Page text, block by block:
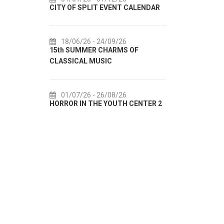
CITY OF SPLIT EVENT CALENDAR
18/06/26 - 24/09/26
15th SUMMER CHARMS OF
CLASSICAL MUSIC
01/07/26 - 26/08/26
HORROR IN THE YOUTH CENTER 2